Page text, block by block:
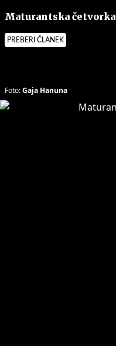
Maturantska četvorka
PREBERI ČLANEK
Foto:Gaja Hanuna